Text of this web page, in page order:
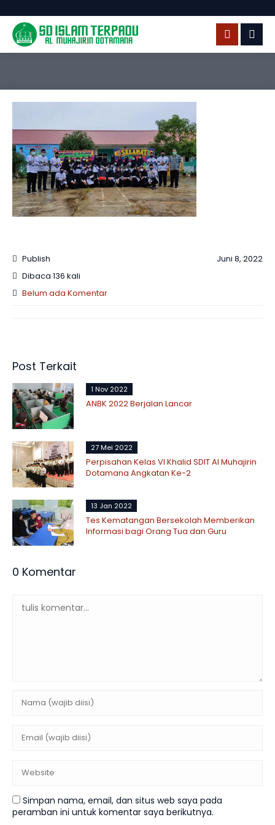
Publish
Juni 8, 2022
Dibaca 136 kali
Belum ada Komentar
Post Terkait
1 Nov 2022
ANBK 2022 Berjalan Lancar
27 Mei 2022
Perpisahan Kelas VI Khalid SDIT Al Muhajirin
Dotamana Angkatan Ke-2
13 Jan 2022
Tes Kematangan Bersekolah Memberikan
Informasi bagi Orang Tua dan Guru
0 Komentar
Simpan nama, email, dan situs web saya pada
peramban ini untuk komentar saya berikutnya.